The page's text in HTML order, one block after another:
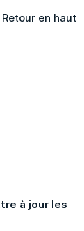
Retour en haut
à jour les